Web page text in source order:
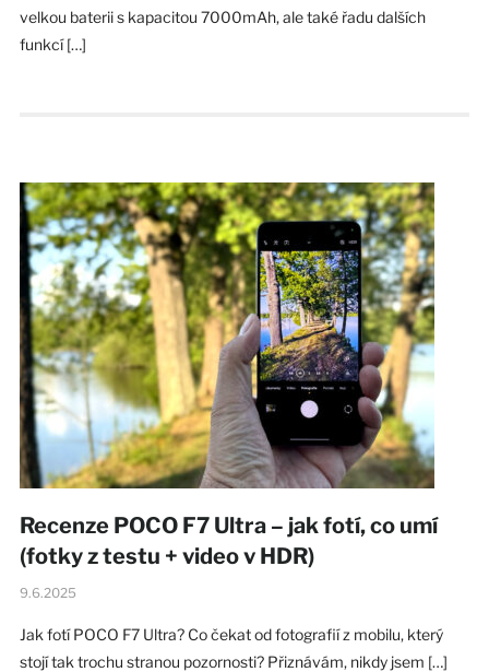
velkou baterii s kapacitou 7000mAh, ale také řadu dalších
funkcí […]
Recenze POCO F7 Ultra – jak fotí, co umí
(fotky z testu + video v HDR)
9.6.2025
Jak fotí POCO F7 Ultra? Co čekat od fotografií z mobilu, který
stojí tak trochu stranou pozornosti? Přiznávám, nikdy jsem […]